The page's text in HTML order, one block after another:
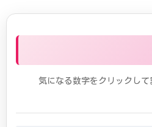
気になる数字をクリックし